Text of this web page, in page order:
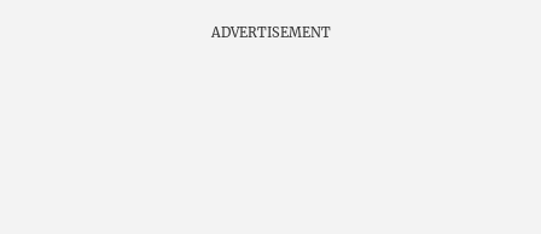
ADVERTISEMENT